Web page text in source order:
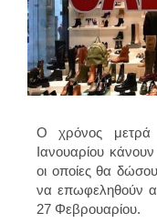
Ο χρόνος μετρά
Ιανουαρίου
οι οποίες θα
να επωφεληθούν
27 Φεβρουαρίου.